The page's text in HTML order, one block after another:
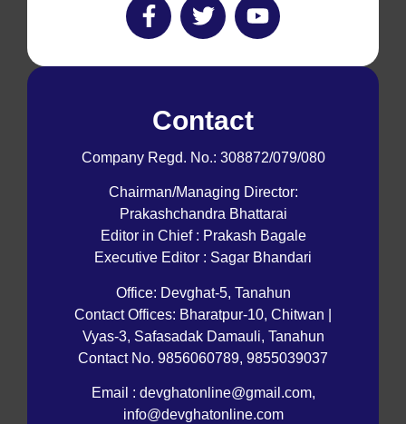
Contact
Company Regd. No.: 308872/079/080
Chairman/Managing Director:
Prakashchandra Bhattarai
Editor in Chief : Prakash Bagale
Executive Editor : Sagar Bhandari
Office: Devghat-5, Tanahun
Contact Offices: Bharatpur-10, Chitwan |
Vyas-3, Safasadak Damauli, Tanahun
Contact No. 9856060789, 9855039037
Email : devghatonline@gmail.com,
info@devghatonline.com